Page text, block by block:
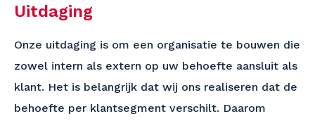
Uitdaging
Onze uitdaging is om een organisatie te bouwen die
zowel intern als extern op uw behoefte aansluit als
klant. Het is belangrijk dat wij ons realiseren dat de
behoefte per klantsegment verschilt. Daarom